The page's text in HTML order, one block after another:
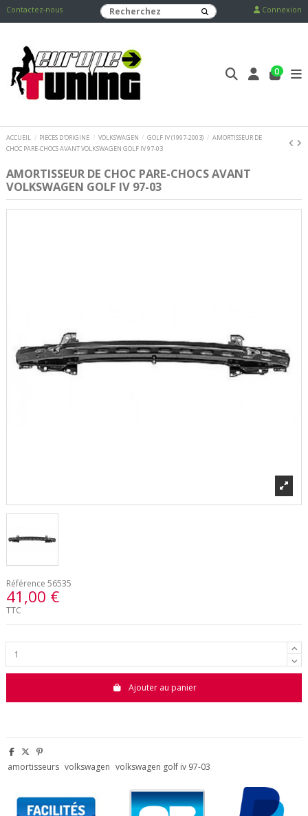
Contactez-nous Connexion
0
ACCUEIL PIECES D'ORIGINE VOLKSWAGEN GOLF IV (1997-2003)
AMORTISSEUR DE
CHOC PARE-CHOCS AVANT VOLKSWAGEN GOLF IV 97-03
AMORTISSEUR DE CHOC PARE-CHOCS AVANT
VOLKSWAGEN GOLF IV 97-03
Référence 56535
41,00 €
TTC
Ajouter au panier
amortisseurs volkswagen volkswagen golf iv 97-03